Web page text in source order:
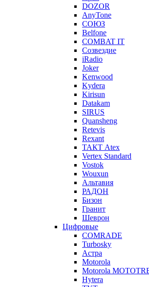
DOZOR
AnyTone
СОЮЗ
Belfone
COMBAT IT
Созвездие
iRadio
Joker
Kenwood
Kydera
Kirisun
Datakam
SIRUS
Quansheng
Retevis
Rexant
ТАКТ Atex
Vertex Standard
Vostok
Wouxun
Альтавия
РАДОН
Бизон
Гранит
Шеврон
Цифровые
COMRADE
Turbosky
Астра
Motorola
Motorola
Hytera